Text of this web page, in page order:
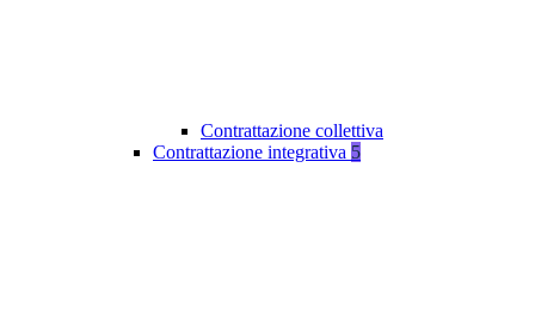
Contrattazione collettiva
Contrattazione integrativa 5